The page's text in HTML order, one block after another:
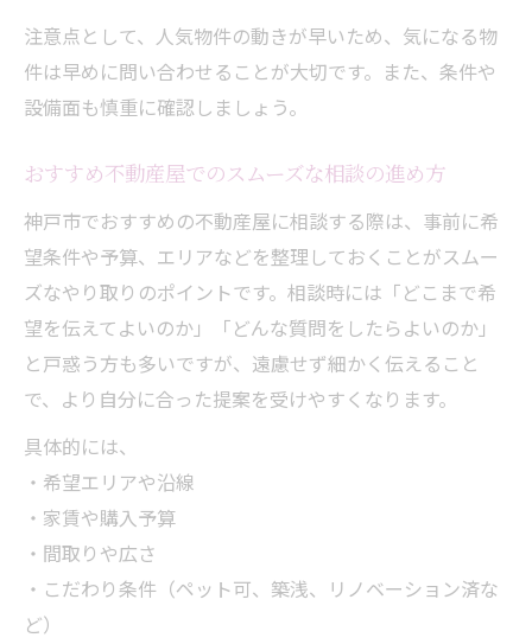
注意点として、人気物件の動きが早いため、気になる物
件は早めに問い合わせることが大切です。また、条件や
設備面も慎重に確認しましょう。
おすすめ不動産屋でのスムーズな相談の進め方
神戸市でおすすめの不動産屋に相談する際は、事前に希
望条件や予算、エリアなどを整理しておくことがスムー
ズなやり取りのポイントです。相談時には「どこまで希
望を伝えてよいのか」「どんな質問をしたらよいのか」
と戸惑う方も多いですが、遠慮せず細かく伝えること
で、より自分に合った提案を受けやすくなります。
具体的には、
・希望エリアや沿線
・家賃や購入予算
・間取りや広さ
・こだわり条件（ペット可、築浅、リノベーション済な
ど）